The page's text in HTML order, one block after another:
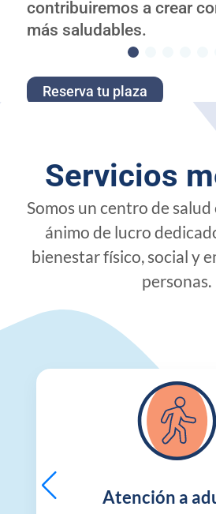
contribuiremos a crear
más saludables.
Reserva tu plaza
Servicios
Somos un centro de
ánimo de lucro
bienestar físico, social y
personas.
Atención a